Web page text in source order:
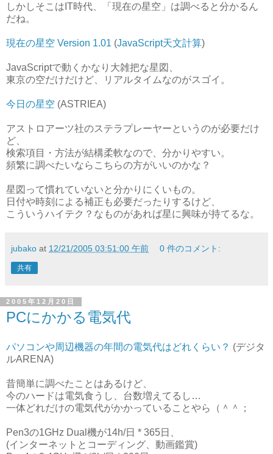
しかしそこはIT時代、「現在の星空」は調べると分かるん
だね。
現在の星空 Version 1.01 (JavaScript天文計算)
JavaScriptで動くかなり大雑把な星図、
東京の空だけだけど、リアルタイムなのがスゴイ。
今日の星空 (ASTRIEA)
アストロアーツ社のステラプレーヤーというのが必要だけ
ど、
検索項目・方法が結構柔軟なので、分かりやすい。
頻繁に調べたいならこちらの方がいいのかな？
星図って慣れていないと分かりにくいもの。
日付や時刻による補正も必要だったりするけど、
こういうハイテク？なものがあれば星に興味が持てるな。
jubako at 12/21/2005 03:51:00 午前 0 件のコメント:
共有
2005年12月20日
PCにかかる電気代
パソコンや周辺機器の年間の電気代はどれくらい？ (デジタ
ルARENA)
昔簡単に調べたことはあるけど、
今のハードは電気食うし、台数増えてるし…
一体どれだけの電気代がかかっていることやら（＾＾；
Pen3の1GHz Dual機が14h/日 * 365日、
(インターネットとコーディング、動画鑑賞)